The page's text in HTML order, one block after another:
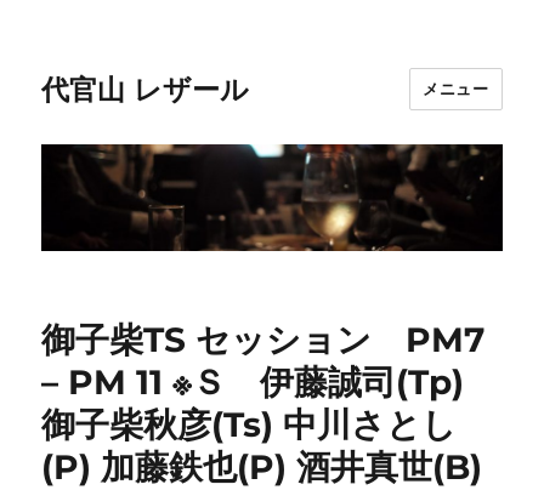
代官山 レザール メニュー
御子柴TS セッション PM7
– PM 11 ※Ｓ 伊藤誠司(Tp)
御子柴秋彦(Ts) 中川さとし
(P) 加藤鉄也(P) 酒井真世(B)